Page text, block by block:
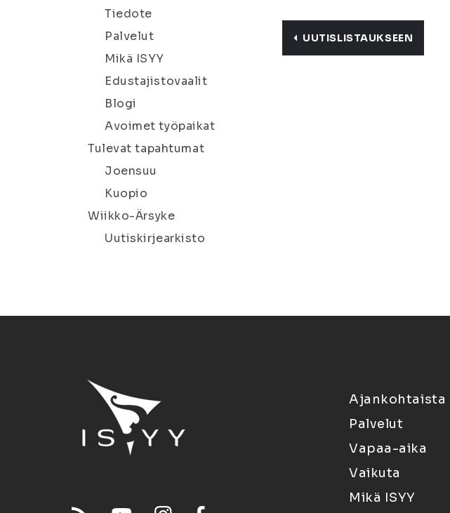
Tiedote
Palvelut
Mikä ISYY
Edustajistovaalit
Blogi
Avoimet työpaikat
Tulevat tapahtumat
Joensuu
Kuopio
Wiikko-Ärsyke
Uutiskirjearkisto
UUTISLISTAUKSEEN
Ajankohtaista
Palvelut
Vapaa-aika
Vaikuta
Mikä ISYY